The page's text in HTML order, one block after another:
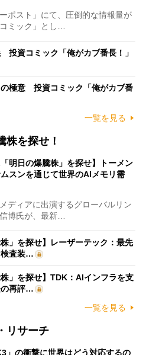
ポスト」にて、圧倒的な情報量が
ミック」とし…
投資コミック「俺がカブ番長！」
極意 投資コミック「俺がカブ番
一覧を見る
株を探せ！
「明日の爆騰株」を探せ】トーメン
スンを通じて世界のAIメモリ需
ディアに出演するグローバルリン
博氏が、最新…
」を探せ】レーザーテック：最先
検査装…
」を探せ】TDK：AIインフラを支
再評…
一覧を見る
リサーチ
」の衝撃に世界はどう対応するの